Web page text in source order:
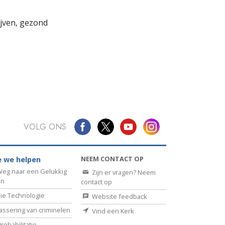
gezond
VOLG ONS
we helpen
naar een Gelukkig
Technologie
van criminelen
NEEM CONTACT OP
Zijn er vragen? Neem
contact op
Website feedback
Vind een Kerk